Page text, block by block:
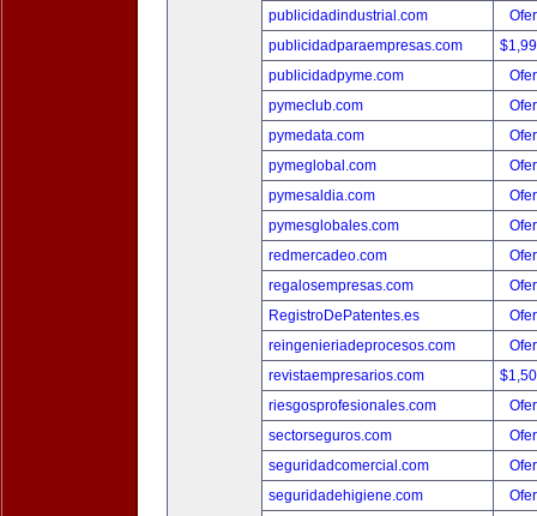
publicidadindustrial.com
publicidadparaempresas.com
publicidadpyme.com
pymeclub.com
pymedata.com
pymeglobal.com
pymesaldia.com
pymesglobales.com
redmercadeo.com
regalosempresas.com
RegistroDePatentes.es
reingenieriadeprocesos.com
revistaempresarios.com
riesgosprofesionales.com
sectorseguros.com
seguridadcomercial.com
seguridadehigiene.com